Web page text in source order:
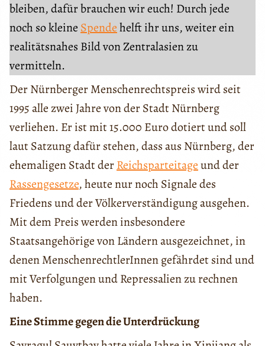
bleiben, dafür brauchen wir euch! Durch jede
noch so kleineSpendehelft ihr uns, weiter ein
realitätsnahes Bild von Zentralasien zu
vermitteln.
Der Nürnberger Menschenrechtspreis wird seit
1995 alle zwei Jahre von der Stadt Nürnberg
verliehen. Er ist mit 15.000 Euro dotiert und soll
laut Satzung dafür stehen, dass aus Nürnberg, der
ehemaligen Stadt derReichsparteitageund der
Rassengesetze, heute nur noch Signale des
Friedens und der Völkerverständigung ausgehen.
Mit dem Preis werden insbesondere
Staatsangehörige von Ländern ausgezeichnet, in
denen MenschenrechtlerInnen gefährdet sind und
mit Verfolgungen und Repressalien zu rechnen
haben.
Eine Stimme gegen die Unterdrückung